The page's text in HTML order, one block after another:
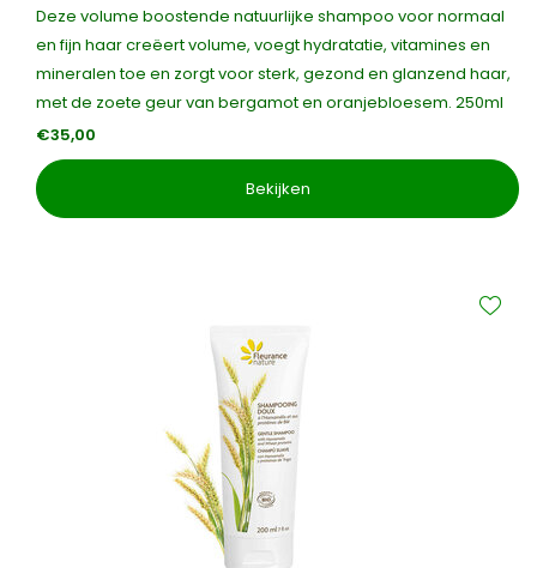
Deze volume boostende natuurlijke shampoo voor normaal
en fijn haar creëert volume, voegt hydratatie, vitamines en
mineralen toe en zorgt voor sterk, gezond en glanzend haar,
met de zoete geur van bergamot en oranjebloesem. 250ml
€35,00
Bekijken